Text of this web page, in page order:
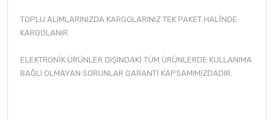
TOPLU ALIMLARINIZDA KARGOLARINIZ TEK PAKET HALİNDE
KARGOLANIR.
ELEKTRONİK ÜRÜNLER DIŞINDAKİ TÜM ÜRÜNLERDE KULLANIMA
BAĞLI OLMAYAN SORUNLAR GARANTİ KAPSAMIMIZDADIR.